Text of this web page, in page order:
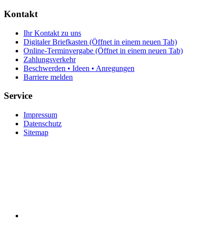
Kontakt
Ihr Kontakt zu uns
Digitaler Briefkasten (Öffnet in einem neuen Tab)
Online-Terminvergabe (Öffnet in einem neuen Tab)
Zahlungsverkehr
Beschwerden • Ideen • Anregungen
Barriere melden
Service
Impressum
Datenschutz
Sitemap